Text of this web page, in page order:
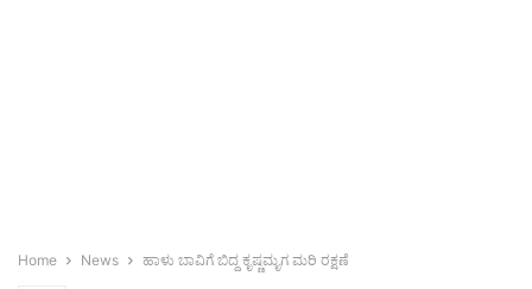
Home News ಹಾಳು ಬಾವಿಗೆ ಬಿದ್ದ ಕೃಷ್ಣಮೃಗ ಮರಿ ರಕ್ಷಣೆ